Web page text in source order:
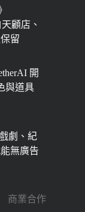
顧店、
留
開
與道具
劇、紀
無廣告
商業合作